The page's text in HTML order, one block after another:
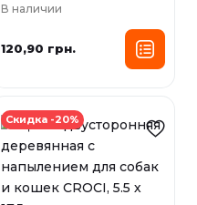
В наличии
120,90 грн.
Скидка -20%